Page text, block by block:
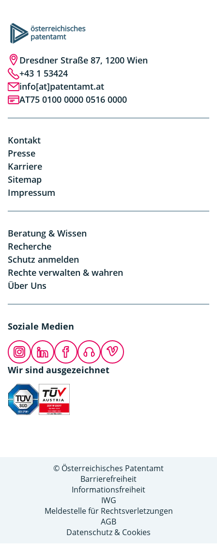
Dresdner Straße 87, 1200 Wien
+43 1 53424
info[at]patentamt.at
AT75 0100 0000 0516 0000
Kontakt
Presse
Karriere
Sitemap
Impressum
Beratung & Wissen
Recherche
Schutz anmelden
Rechte verwalten & wahren
Über Uns
Soziale Medien
InstagramLinkedInFacebookPodcastVimeo
Wir sind ausgezeichnet
© Österreichisches Patentamt
Barrierefreiheit
Informationsfreiheit
IWG
Meldestelle für Rechtsverletzungen
AGB
Datenschutz & Cookies